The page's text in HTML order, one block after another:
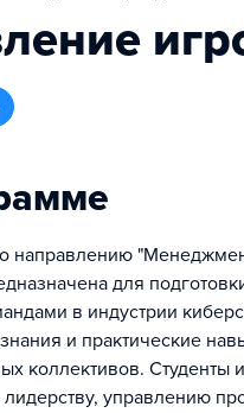
направлению
для
в индустрии
и практические
коллективов. Студенты
управлению